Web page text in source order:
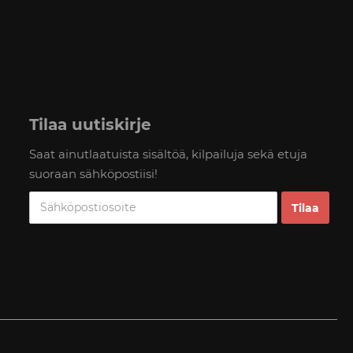
Tilaa uutiskirje
Saat ainutlaatuista sisältöä, kilpailuja sekä etuja
suoraan sähköpostiisi!